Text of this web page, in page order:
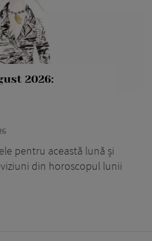
2026:
pentru această lună și
din horoscopul lunii